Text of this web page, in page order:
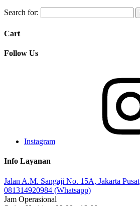
Search for:
Cart
Follow Us
Instagram
Info Layanan
Jalan A.M. Sangaji No. 15A, Jakarta Pusat
081314920984 (Whatsapp)
Jam Operasional